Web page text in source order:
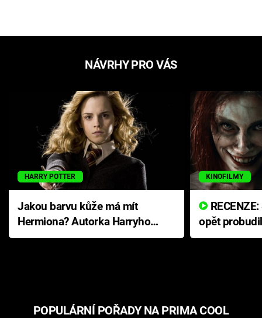
NÁVRHY PRO VÁS
HARRY POTTER
Jakou barvu kůže má mít
Hermiona? Autorka Harryho
Pottera přišla s ráznou
KINOFILMY
opět
přichází s
POPULÁRNÍ POŘADY NA PRIMA COOL